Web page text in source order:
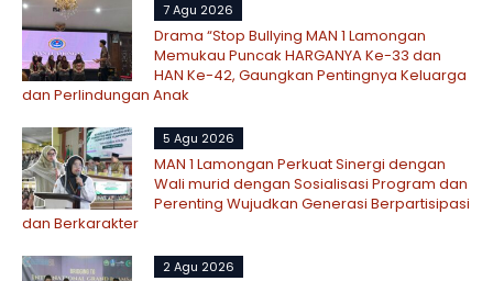
7 Agu 2026
Drama “Stop Bullying MAN 1 Lamongan
Memukau Puncak HARGANYA Ke-33 dan
HAN Ke-42, Gaungkan Pentingnya Keluarga
dan Perlindungan Anak
5 Agu 2026
MAN 1 Lamongan Perkuat Sinergi dengan
Wali murid dengan Sosialisasi Program dan
Perenting Wujudkan Generasi Berpartisipasi
dan Berkarakter
2 Agu 2026